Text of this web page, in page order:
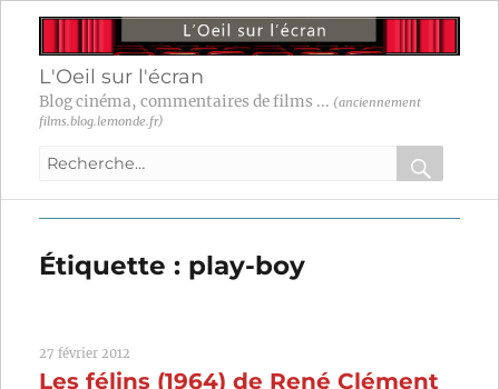
L'Oeil sur l'écran
Blog cinéma, commentaires de films ... (anciennement
films.blog.lemonde.fr)
Recherche
:
OK
Étiquette : play-boy
27 février 2012
Les félins (1964) de René Clément